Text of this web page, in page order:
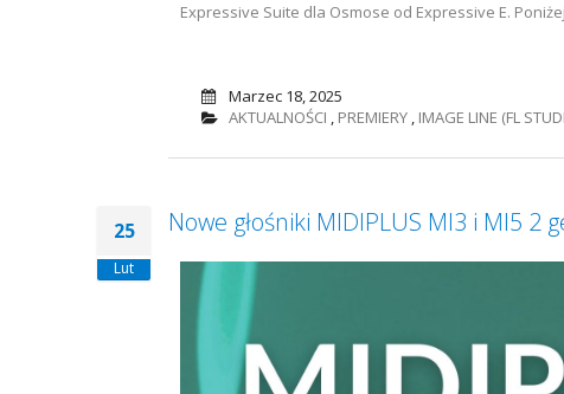
Expressive Suite dla Osmose od Expressive E.
Marzec 18, 2025
AKTUALNOŚCI , PREMIERY , IMAGE LINE (FL
25
Lut
Nowe głośniki MIDIPLUS MI3 i MI5